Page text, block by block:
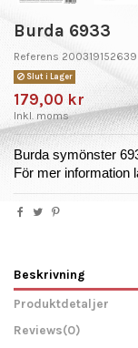
Burda 6933
Referens 200319152639
Slut i Lager
179,00 kr
Inkl. moms
Burda symönster
För mer information
Beskrivning
Produktdetaljer
Reviews(0)